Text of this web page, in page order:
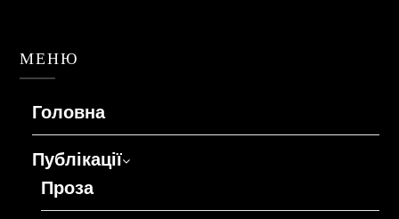
МЕНЮ
Головна
Публікації
Проза